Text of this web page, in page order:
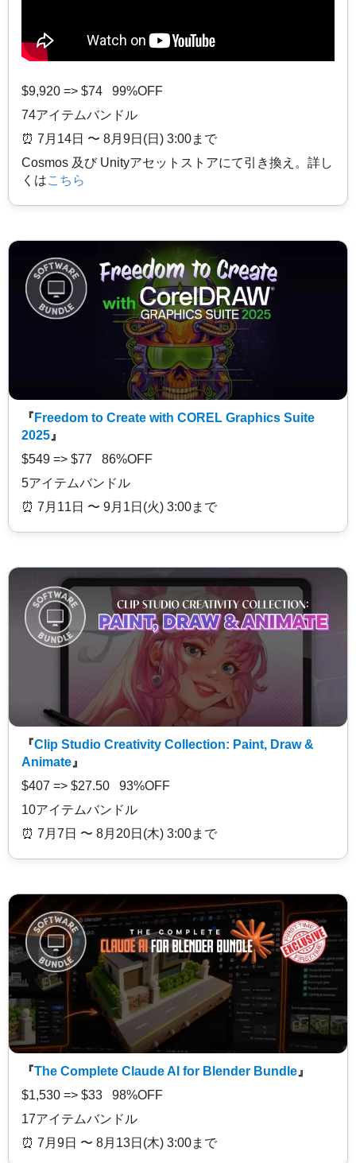
$9,920 => $74 99%OFF
74アイテムバンドル
⏰️ 7月14日 〜 8月9日(日) 3:00まで
Cosmos 及び Unityアセットストアにて引き換え。詳し
くはこちら
『 Freedom to Create with COREL Graphics Suite
2025 』
$549 => $77 86%OFF
5アイテムバンドル
⏰️ 7月11日 〜 9月1日(火) 3:00まで
『Clip Studio Creativity Collection: Paint, Draw &
Animate 』
$407 => $27.50 93%OFF
10アイテムバンドル
⏰️ 7月7日 〜 8月20日(木) 3:00まで
『The Complete Claude AI for Blender Bundle 』
$1,530 => $33 98%OFF
17アイテムバンドル
⏰️ 7月9日 〜 8月13日(木) 3:00まで